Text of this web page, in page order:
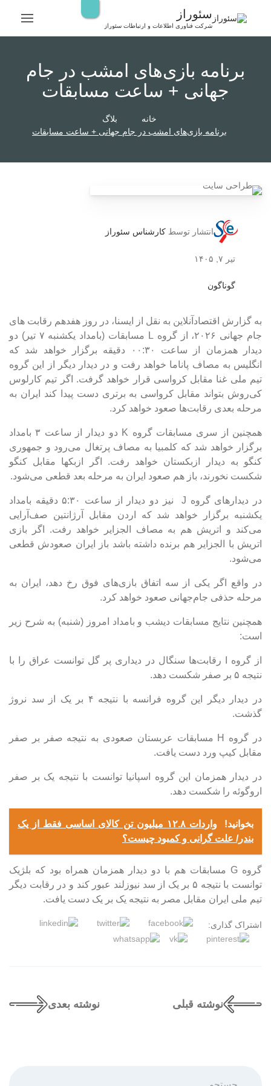
سئوراز
شرکت فناوری اطلاعات و ارتباطات سئوراز
برنامه بازی‌های امشب در جام
جهانی + ساعت مسابقات
خانه
بلاگ
برنامه بازی‌های امشب در جام جهانی + ساعت مسابقات
انتشار توسط کارشناس سئوراز
تیر ۷, ۱۴۰۵
گوناگون
به گزارش اقتصادآنلاین به نقل از ایسنا، در روز هفدهم رقابت های
جام جهانی ۲۰۲۶، از گروه L مسابقات (بامداد یکشنبه ۷ تیر) دو
دیدار همزمان از ساعت ۰۰:۳۰ دقیقه برگزار خواهد شد که
انگلیس به مصاف پاناما خواهد رفت و در دیدار دیگر از این گروه
تیم ملی غنا مقابل کرواسی قرار خواهد گرفت. اگر تیم کارلوس
کی‌روش بتواند مقابل کرواسی به برتری دست پیدا کند ایران به
مرحله بعدی رقابت‌ها صعود خواهد کرد.
همچنین از سری مسابقات گروه K دو دیدار از ساعت ۳ بامداد
برگزار خواهد شد که کلمبیا به مصاف پرتغال می‌رود و جمهوری
کنگو به دیدار ازبکستان خواهد رفت. اگر ازبکها مقابل کنگو
شکست نخورند، باز هم صعود ایران به مرحله بعد قطعی می‌شود.
در دیدارهای گروه J نیز دو دیدار از ساعت ۵:۳۰ دقیقه بامداد
یکشنبه برگزار خواهد شد که اردن مقابل آرژانتین صف‌آرایی
می‌کند و اتریش هم به مصاف الجزایر خواهد رفت. اگر بازی
اتریش با الجزایر هم برنده داشته باشد باز ایران صعودش قطعی
می‌شود.
در واقع اگر یکی از سه اتفاق بازی‌های فوق رخ دهد، ایران به
مرحله حذفی جام‌جهانی صعود خواهد کرد.
همچنین نتایج مسابقات دیشب و بامداد امروز (شنبه) به شرح زیر
است:
از گروه I رقابت‌ها سنگال در دیداری پر گل توانست عراق را با
نتیجه ۵ بر صفر شکست دهد.
در دیدار دیگر این گروه فرانسه با نتیجه ۴ بر یک از سد نروژ
گذشت.
در گروه H مسابقات عربستان صعودی به نتیجه صفر بر صفر
مقابل کیپ ورد دست یافت.
در دیدار همزمان این گروه اسپانیا توانست با نتیجه یک بر صفر
اروگوئه را شکست دهد.
بخوانید!
واردات ۱۲.۸ میلیون تن کالای اساسی فقط از یک
بندر/ علت گرانی و کمبود چیست؟
گروه G مسابقات هم با دو دیدار همزمان همراه بود که بلژیک
توانست با نتیجه ۵ بر یک از سد نیوزلند عبور کند و در رقابت دیگر
تیم ملی ایران مقابل مصر به نتیجه یک بر یک دست یافت.
اشتراک گذاری:
نوشته قبلی نوشته بعدی